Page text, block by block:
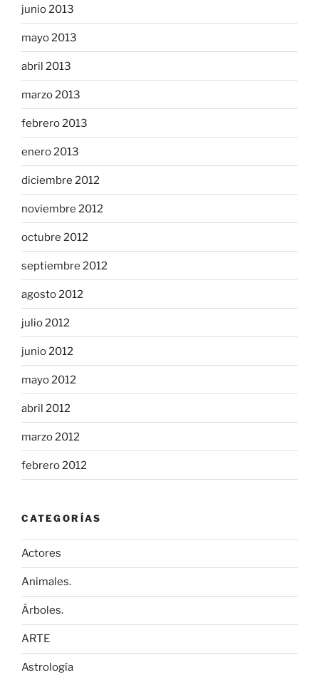
junio 2013
mayo 2013
abril 2013
marzo 2013
febrero 2013
enero 2013
diciembre 2012
noviembre 2012
octubre 2012
septiembre 2012
agosto 2012
julio 2012
junio 2012
mayo 2012
abril 2012
marzo 2012
febrero 2012
CATEGORÍAS
Actores
Animales.
Árboles.
ARTE
Astrología